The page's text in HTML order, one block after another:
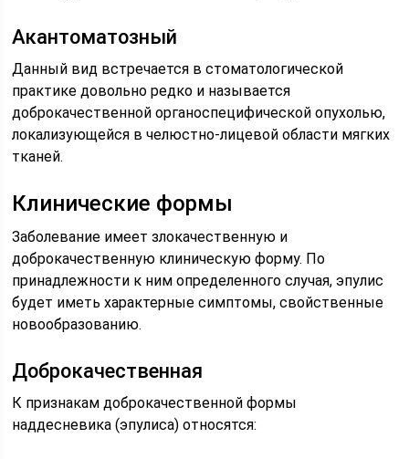
Акантоматозный
Данный вид встречается в стоматологической
практике довольно редко и называется
доброкачественной органоспецифической опухолью,
локализующейся в челюстно-лицевой области мягких
тканей.
Клинические формы
Заболевание имеет злокачественную и
доброкачественную клиническую форму. По
принадлежности к ним определенного случая, эпулис
будет иметь характерные симптомы, свойственные
новообразованию.
Доброкачественная
К признакам доброкачественной формы
наддесневика (эпулиса) относятся: